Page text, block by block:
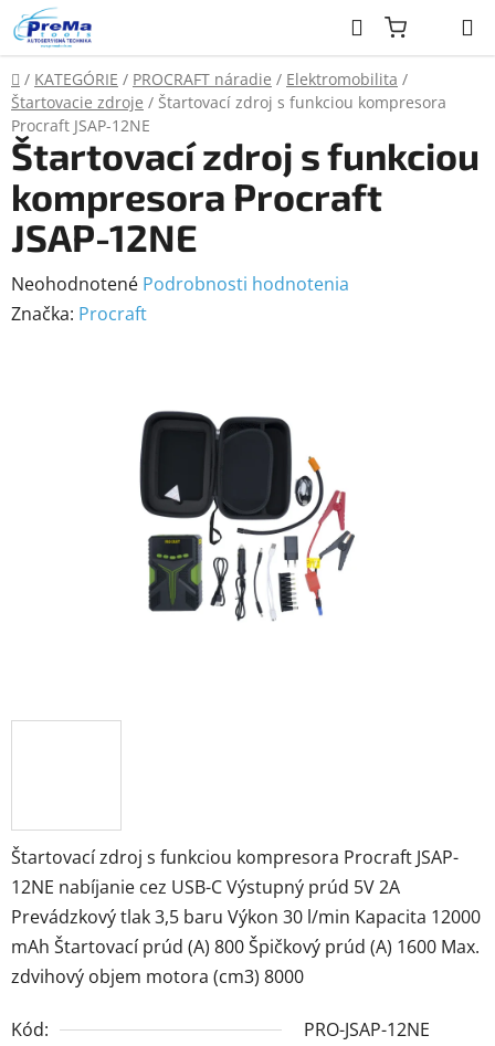
Prejsť
na
obsah
Hľadať
Domov
/ KATEGÓRIE / PROCRAFT náradie / Elektromobilita /
Štartovacie zdroje / Štartovací zdroj s funkciou kompresora
Procraft JSAP-12NE
Štartovací zdroj s funkciou kompresora Procraft JSAP-
12NE nabíjanie cez USB-C Výstupný prúd 5V 2A
Prevádzkový tlak 3,5 baru Výkon 30 l/min Kapacita 12000
mAh Štartovací prúd (A) 800 Špičkový prúd (A) 1600 Max.
zdvihový objem motora (cm3) 8000
Kód: PRO-JSAP-12NE
Štartovací zdroj s funkciou
kompresora Procraft
JSAP-12NE
Priemerné
hodnotenie
Neohodnotené Podrobnosti hodnotenia
Značka: Procraft